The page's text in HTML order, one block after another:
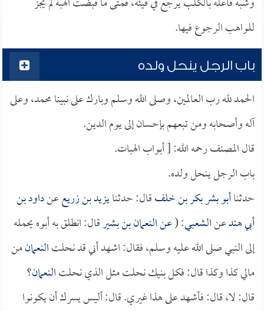
للواهب الرجوع فيها.
باب الرجل ينحل ولده
الحمد لله رب العالمين، وصلى الله وسلم وبارك على نبينا محمد، وعلى
آله وأصحابه ومن تبعهم بإحسان إلى يوم الدين.
قال المصنف رحمه الله: [ أبواب الهبات.
باب الرجل ينحل ولده.
حدثناأبو بشر بكر بن خلفقال: حدثنايزيد بن زريععنداود بن
أبي هندعنالشعبي: (عنالنعمان بن بشيرقال: انطلق به أبوه يحمله
إلى النبي صلى الله عليه وسلم، فقال: اشهد أني قد نحلتالنعمانمن
مالي كذا وكذا قال: فكل بنيك نحلت مثل الذي نحلتالنعمان؟
قال: لا، قال: فأشهد على هذا غيري. قال: أليس يسرك أن يكونوا